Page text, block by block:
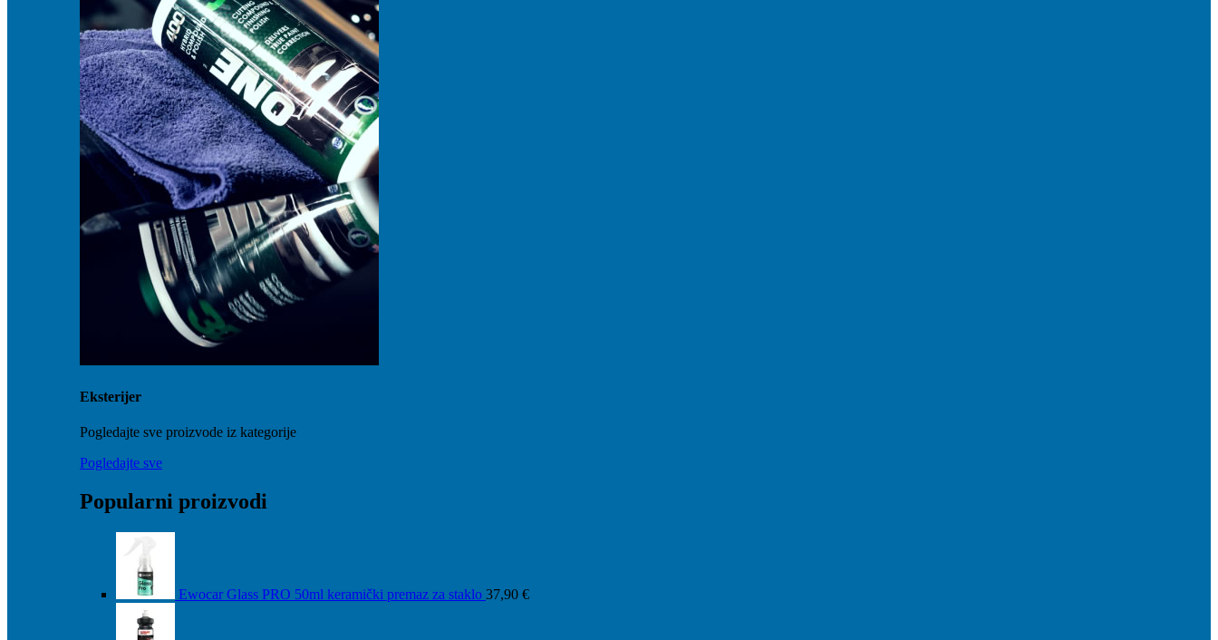
Eksterijer
Pogledajte sve proizvode iz kategorije
Pogledajte sve
Popularni proizvodi
Ewocar Glass PRO 50ml keramički premaz za staklo 37,90 €